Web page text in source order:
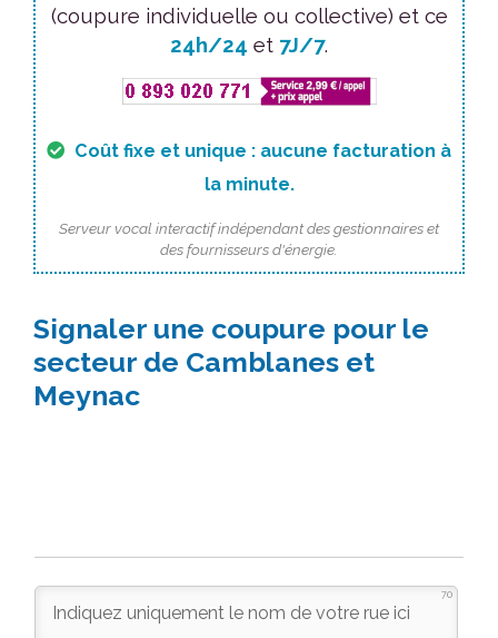
(coupure individuelle ou collective) et ce
24h/24 et 7J/7.
Coût fixe et unique : aucune facturation à
la minute.
Serveur vocal interactif indépendant des gestionnaires et
des fournisseurs d'énergie.
Signaler une coupure pour le
secteur de Camblanes et
Meynac
70